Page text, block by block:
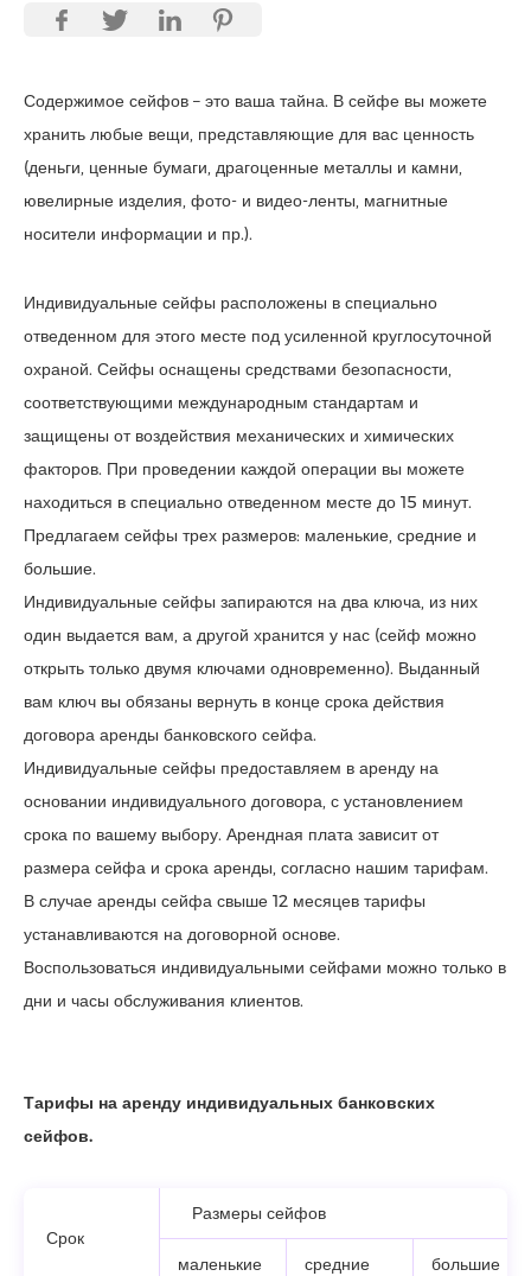
Содержимое сейфов – это ваша тайна. В сейфе вы можете
хранить любые вещи, представляющие для вас ценность
(деньги, ценные бумаги, драгоценные металлы и камни,
ювелирные изделия, фото- и видео-ленты, магнитные
носители информации и пр.).
Индивидуальные сейфы расположены в специально
отведенном для этого месте под усиленной круглосуточной
охраной. Сейфы оснащены средствами безопасности,
соответствующими международным стандартам и
защищены от воздействия механических и химических
факторов. При проведении каждой операции вы можете
находиться в специально отведенном месте до 15 минут.
Предлагаем сейфы трех размеров: маленькие, средние и
большие.
Индивидуальные сейфы запираются на два ключа, из них
один выдается вам, а другой хранится у нас (сейф можно
открыть только двумя ключами одновременно). Выданный
вам ключ вы обязаны вернуть в конце срока действия
договора аренды банковского сейфа.
Индивидуальные сейфы предоставляем в аренду на
основании индивидуального договора, с установлением
срока по вашему выбору. Арендная плата зависит от
размера сейфа и срока аренды, согласно нашим тарифам.
В случае аренды сейфа свыше 12 месяцев тарифы
устанавливаются на договорной основе.
Воспользоваться индивидуальными сейфами можно только в
дни и часы обслуживания клиентов.
Тарифы на аренду индивидуальных банковских
сейфов.
Срок
Размеры сейфов
маленькие средние большие